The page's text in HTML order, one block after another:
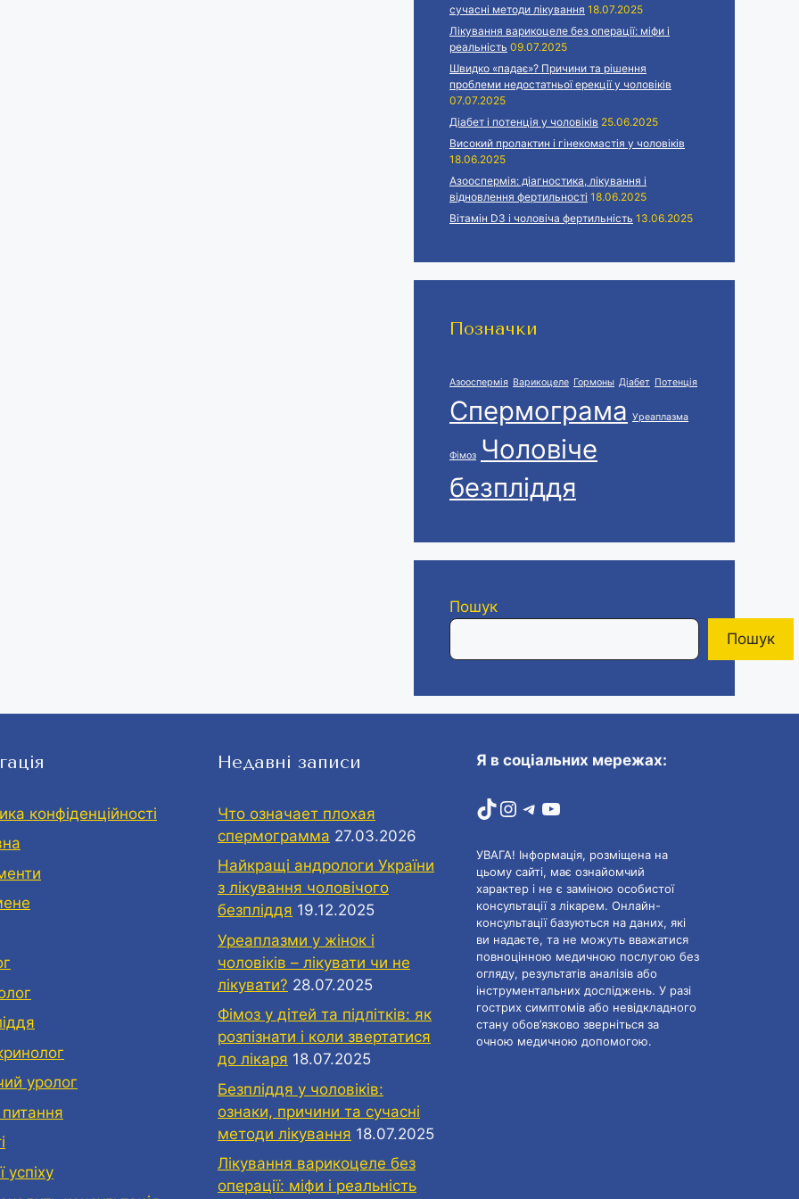
сучасні методи лікування 18.07.2025
Лікування варикоцеле без операції: міфи і
реальність 09.07.2025
Швидко «падає»? Причини та рішення
проблеми недостатньої ерекції у чоловіків
07.07.2025
Діабет і потенція у чоловіків 25.06.2025
Високий пролактин і гінекомастія у чоловіків
18.06.2025
Азооспермія: діагностика, лікування і
відновлення фертильності 18.06.2025
Вітамін D3 і чоловіча фертильність 13.06.2025
Позначки
Азооспермія Варикоцеле Гормоны Діабет Потенція
Спермограма Уреаплазма
Фімоз Чоловіче
безпліддя
Пошук
Пошук
конфіденційності
уролог
питання
успіху
Недавні записи
Что означает плохая
спермограмма 27.03.2026
Найкращі андрологи України
з лікування чоловічого
безпліддя 19.12.2025
Уреаплазми у жінок і
чоловіків – лікувати чи не
лікувати? 28.07.2025
Фімоз у дітей та підлітків: як
розпізнати і коли звертатися
до лікаря 18.07.2025
Безпліддя у чоловіків:
ознаки, причини та сучасні
методи лікування 18.07.2025
Лікування варикоцеле без
операції: міфи і реальність
Я в соціальних мережах:
TikTok
Instagram
Telegram
YouTube
УВАГА! Інформація, розміщена на
цьому сайті, має ознайомчий
характер і не є заміною особистої
консультації з лікарем. Онлайн-
консультації базуються на даних, які
ви надаєте, та не можуть вважатися
повноцінною медичною послугою без
огляду, результатів аналізів або
інструментальних досліджень. У разі
гострих симптомів або невідкладного
стану обов’язково зверніться за
очною медичною допомогою.